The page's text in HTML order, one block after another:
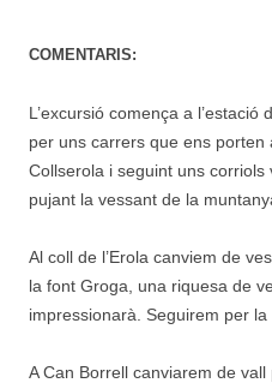
COMENTARIS:
L’excursió comença a
per uns carrers que ens porten
Collserola i seguint uns
pujant la vessant de la
Al coll de l’Erola canviem de
la font Groga, una riquesa de
impressionarà. Seguirem per la
A Can Borrell canviarem de